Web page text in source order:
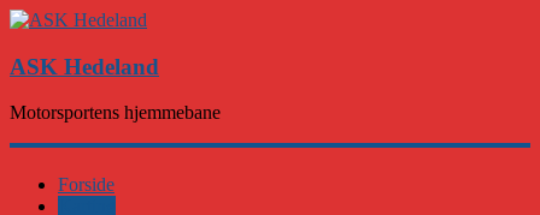
ASK Hedeland
Motorsportens hjemmebane
Forside